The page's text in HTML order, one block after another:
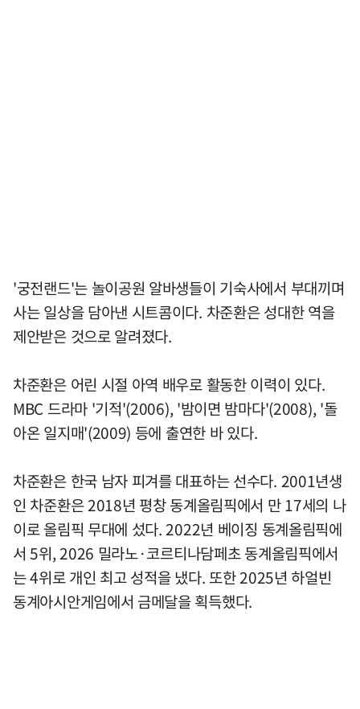
'궁전랜드'는 놀이공원 알바생들이 기숙사에서 부대끼며
사는 일상을 담아낸 시트콤이다. 차준환은 성대한 역을
제안받은 것으로 알려졌다.
차준환은 어린 시절 아역 배우로 활동한 이력이 있다.
MBC 드라마 '기적'(2006), '밤이면 밤마다'(2008), '돌
아온 일지매'(2009) 등에 출연한 바 있다.
차준환은 한국 남자 피겨를 대표하는 선수다. 2001년생
인 차준환은 2018년 평창 동계올림픽에서 만 17세의 나
이로 올림픽 무대에 섰다. 2022년 베이징 동계올림픽에
서 5위, 2026 밀라노·코르티나담페초 동계올림픽에서
는 4위로 개인 최고 성적을 냈다. 또한 2025년 하얼빈
동계아시안게임에서 금메달을 획득했다.